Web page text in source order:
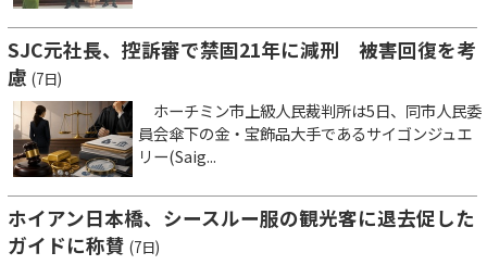
SJC元社長、控訴審で禁固21年に減刑 被害回復を考
慮 (7日)
ホーチミン市上級人民裁判所は5日、同市人民委
員会傘下の金・宝飾品大手であるサイゴンジュエ
リー(Saig...
ホイアン日本橋、シースルー服の観光客に退去促した
ガイドに称賛 (7日)